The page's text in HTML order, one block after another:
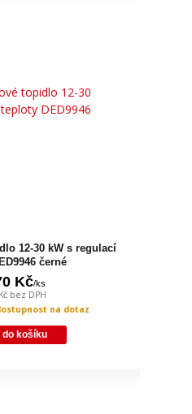
12-30 kW s regulací
černé
Kč/ks
bez DPH
na dotaz
do košíku